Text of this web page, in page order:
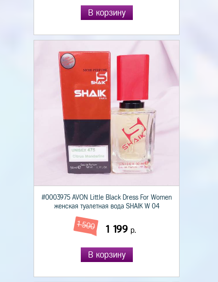
В корзину
#0003975 AVON Little Black Dress For Women
женская туалетная вода SHAIK W 04
1 500 1 199 р.
В корзину